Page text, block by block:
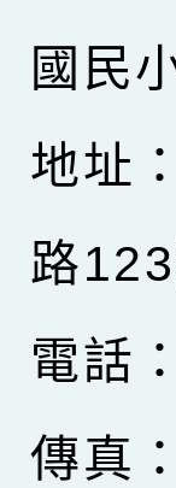
國民
地址
路
電話
傳真